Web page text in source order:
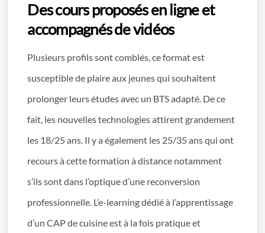
Des cours proposés en ligne et
accompagnés de vidéos
Plusieurs profils sont comblés, ce format est
susceptible de plaire aux jeunes qui souhaitent
prolonger leurs études avec un BTS adapté. De ce
fait, les nouvelles technologies attirent grandement
les 18/25 ans. Il y a également les 25/35 ans qui ont
recours à cette formation à distance notamment
s’ils sont dans l’optique d’une reconversion
professionnelle. L’e-learning dédié à l’apprentissage
d’un CAP de cuisine est à la fois pratique et